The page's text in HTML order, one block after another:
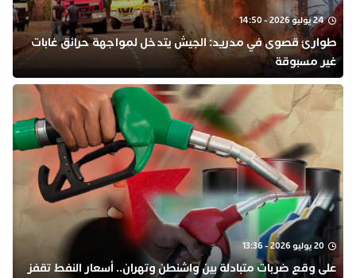
24 يوليو 2026 - 14:50
طوارئ قصوى في مدريد: الجيش يتدخل لمواجهة حرائق غابات
غير مسبوقة
20 يوليو 2026 - 13:36
على وقع ضربات متبادلة بين واشنطن وتهران.. أسعار النفط تقفز